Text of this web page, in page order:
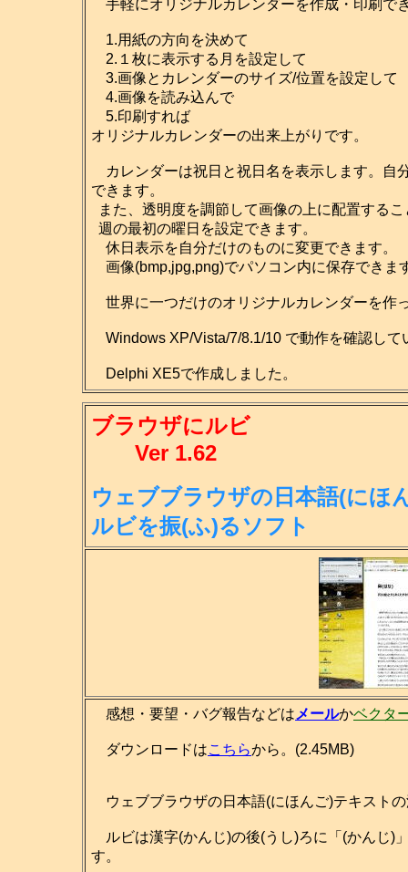
手軽にオリジナルカレンダーを作成・印刷で
1.用紙の方向を決めて
2.１枚に表示する月を設定して
3.画像とカレンダーのサイズ/位置を設定して
4.画像を読み込んで
5.印刷すれば
オリジナルカレンダーの出来上がりです。
カレンダーは祝日と祝日名を表示します。自
できます。
また、透明度を調節して画像の上に配置する
週の最初の曜日を設定できます。
休日表示を自分だけのものに変更できます。
画像(bmp,jpg,png)でパソコン内に保存できま
世界に一つだけのオリジナルカレンダーを作
Windows XP/Vista/7/8.1/10 で動作を確認して
Delphi XE5で作成しました。
ブラウザにルビ
Ver 1.62
ウェブブラウザの日本語(にほ
ルビを振(ふ)るソフト
感想・要望・バグ報告などは メールかベクタ
ダウンロードはこちらから。(2.45MB)
ウェブブラウザの日本語(にほんご)テキスト
ルビは漢字(かんじ)の後(うし)ろに「(かんじ)
す。